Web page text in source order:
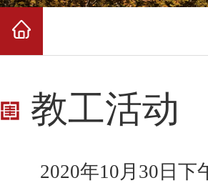
教工活动
2020年10 月 30 日下